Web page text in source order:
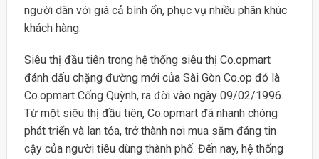
người dân với giá cả bình ổn, phục vụ nhiều phân khúc
khách hàng.
Siêu thị đầu tiên trong hệ thống siêu thị Co.opmart
đánh dấu chặng đường mới của Sài Gòn Co.op đó là
Co.opmart Cống Quỳnh, ra đời vào ngày 09/02/1996.
Từ một siêu thị đầu tiên, Co.opmart đã nhanh chóng
phát triển và lan tỏa, trở thành nơi mua sắm đáng tin
cậy của người tiêu dùng thành phố. Đến nay, hệ thống